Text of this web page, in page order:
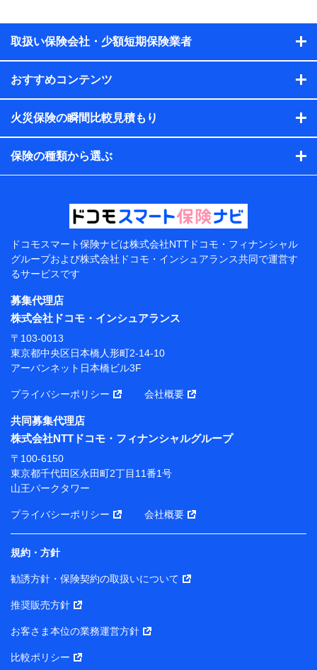
れらに付帯、関連する当社、株式会社NTTドコモおよび提携
会社のサービスを案内、提供するため
析して、お客さまの趣味・嗜好・傾向に応じたサービス・商
各種セミナーの開催のため
コンサルティングサービスの実施のため
アンケートやキャンペーン等の実施のため
上記に係る案内・手続き・管理等付帯業務を行うため
当該個人データを取り扱う各共同利用者（詳細は次のと
東京都千代田区永田町2丁目11番1号 山王パークタワー
株式会社NTTドコモ 代表取締役社長 前田 義晃
東京都中央区日本橋人形町2-14-10 アーバンネット日
本橋ビル 3F
長 吉村 忠義
※ 当社および株式会社NTTドコモは、お客さまの情報
ソナルデータ憲章」に定める行動原則を順守します 。
※ パーソナルデータダッシュボードの「第三者提供の
管理」の設定状態にかかわらず、共同利用する場合があ
ります。
※ dポイントクラブ会員ではないお客さま（2019年12
月11日以降、一度もdポイントクラブ会員であったこと
がないお客さまに限る）に関する、2019年12月10日以
前に取得した個人データは、こちら の利用目的の範囲内
当社は株式会社NTTドコモ・フィナンシャルグループ
との間で、以下のとおり個人データを共同利用しま
す。
【共同して利用される利用データの項目】
当社または株式会社NTTドコモ・フィナンシャルグルー
の個人データ
取扱い保険会社・少額短期保険業者
おすすめコンテンツ
火災保険の瞬間比較見積もり
保険の種類から選ぶ
ドコモスマート保険ナビは株式会社NTTドコモ・フィナンシャル
グループおよび株式会社ドコモ・インシュアランス共同で運営す
るサービスです
募集代理店
株式会社ドコモ・インシュアランス
〒103-0013
東京都中央区日本橋人形町2-14-10
アーバンネット日本橋ビル3F
プライバシーポリシー 会社概要
共同募集代理店
株式会社NTTドコモ・フィナンシャルグループ
〒100-6150
東京都千代田区永田町2丁目11番1号
山王パークタワー
プライバシーポリシー 会社概要
規約・方針
勧誘方針・保険契約の取扱いについて
推奨販売方針
お客さま本位の業務運営方針
比較ポリシー